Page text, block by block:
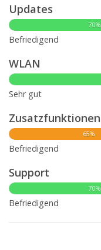
Updates
70%
Befriedigend
WLAN
Sehr gut
Zusatzfunktionen
65%
Befriedigend
Support
70%
Befriedigend